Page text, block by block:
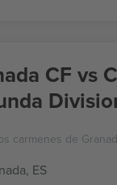
CF vs
carmenes de
ES